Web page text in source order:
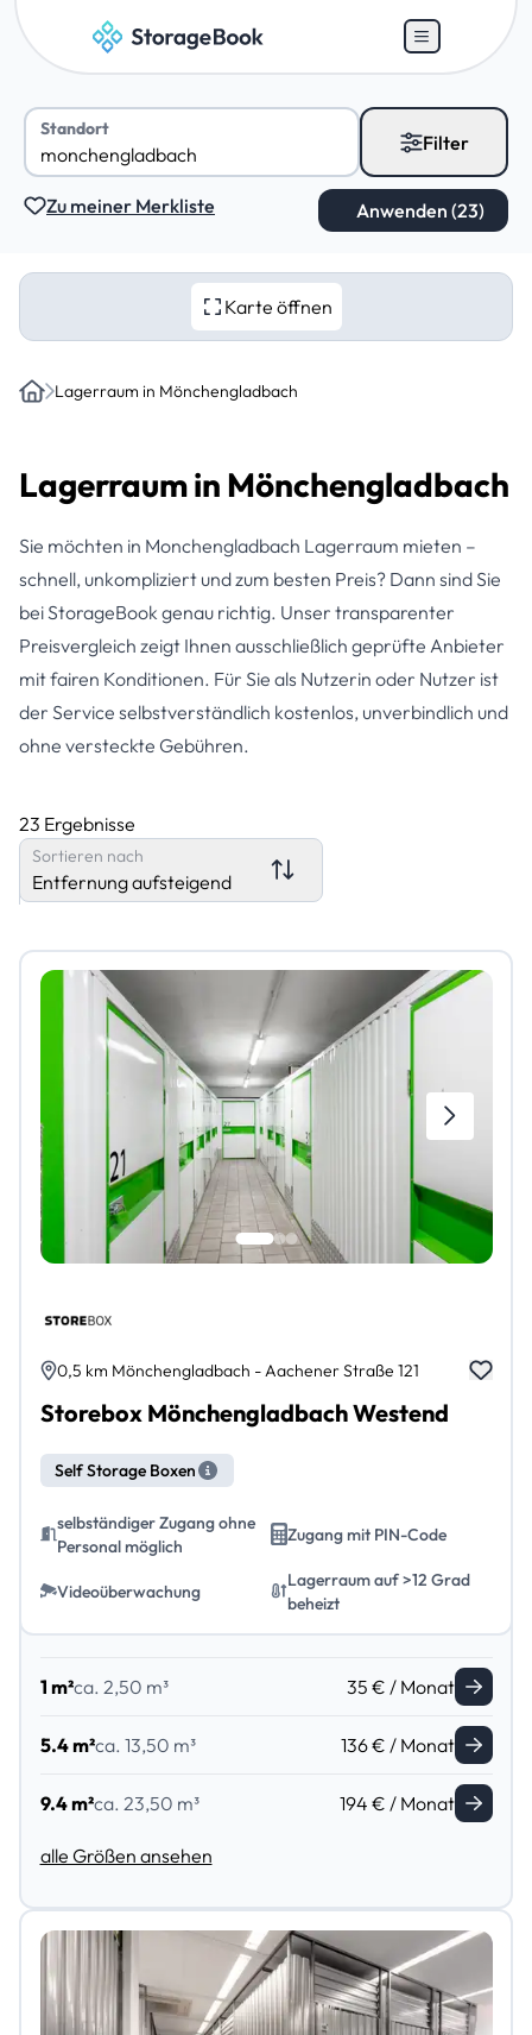
Standort
Filter
Zu meiner Merkliste
Karte öffnen
Lagerraum in Mönchengladbach
Lagerraum in Mönchengladbach
Sie möchten in Monchengladbach Lagerraum mieten –
schnell, unkompliziert und zum besten Preis? Dann sind Sie
bei StorageBook genau richtig. Unser transparenter
Preisvergleich zeigt Ihnen ausschließlich geprüfte Anbieter
mit fairen Konditionen. Für Sie als Nutzerin oder Nutzer ist
der Service selbstverständlich kostenlos, unverbindlich und
ohne versteckte Gebühren.
23 Ergebnisse
Sortieren nach
Entfernung aufsteigend
0,5 km Mönchengladbach - Aachener Straße 121
Storebox Mönchengladbach Westend
Self Storage Boxen
selbständiger Zugang ohne
Personal möglich
Zugang mit PIN-Code
Videoüberwachung
Lagerraum auf >12 Grad
beheizt
1 m²ca. 2,50 m³ 35 € / Monat
5.4 m²ca. 13,50 m³ 136 € / Monat
9.4 m²ca. 23,50 m³ 194 € / Monat
alle Größen ansehen